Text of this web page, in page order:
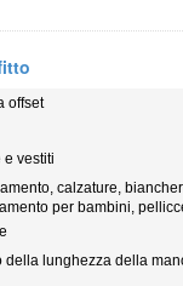
offset
e vestiti
calzature,
per bambini,
della lunghezza della